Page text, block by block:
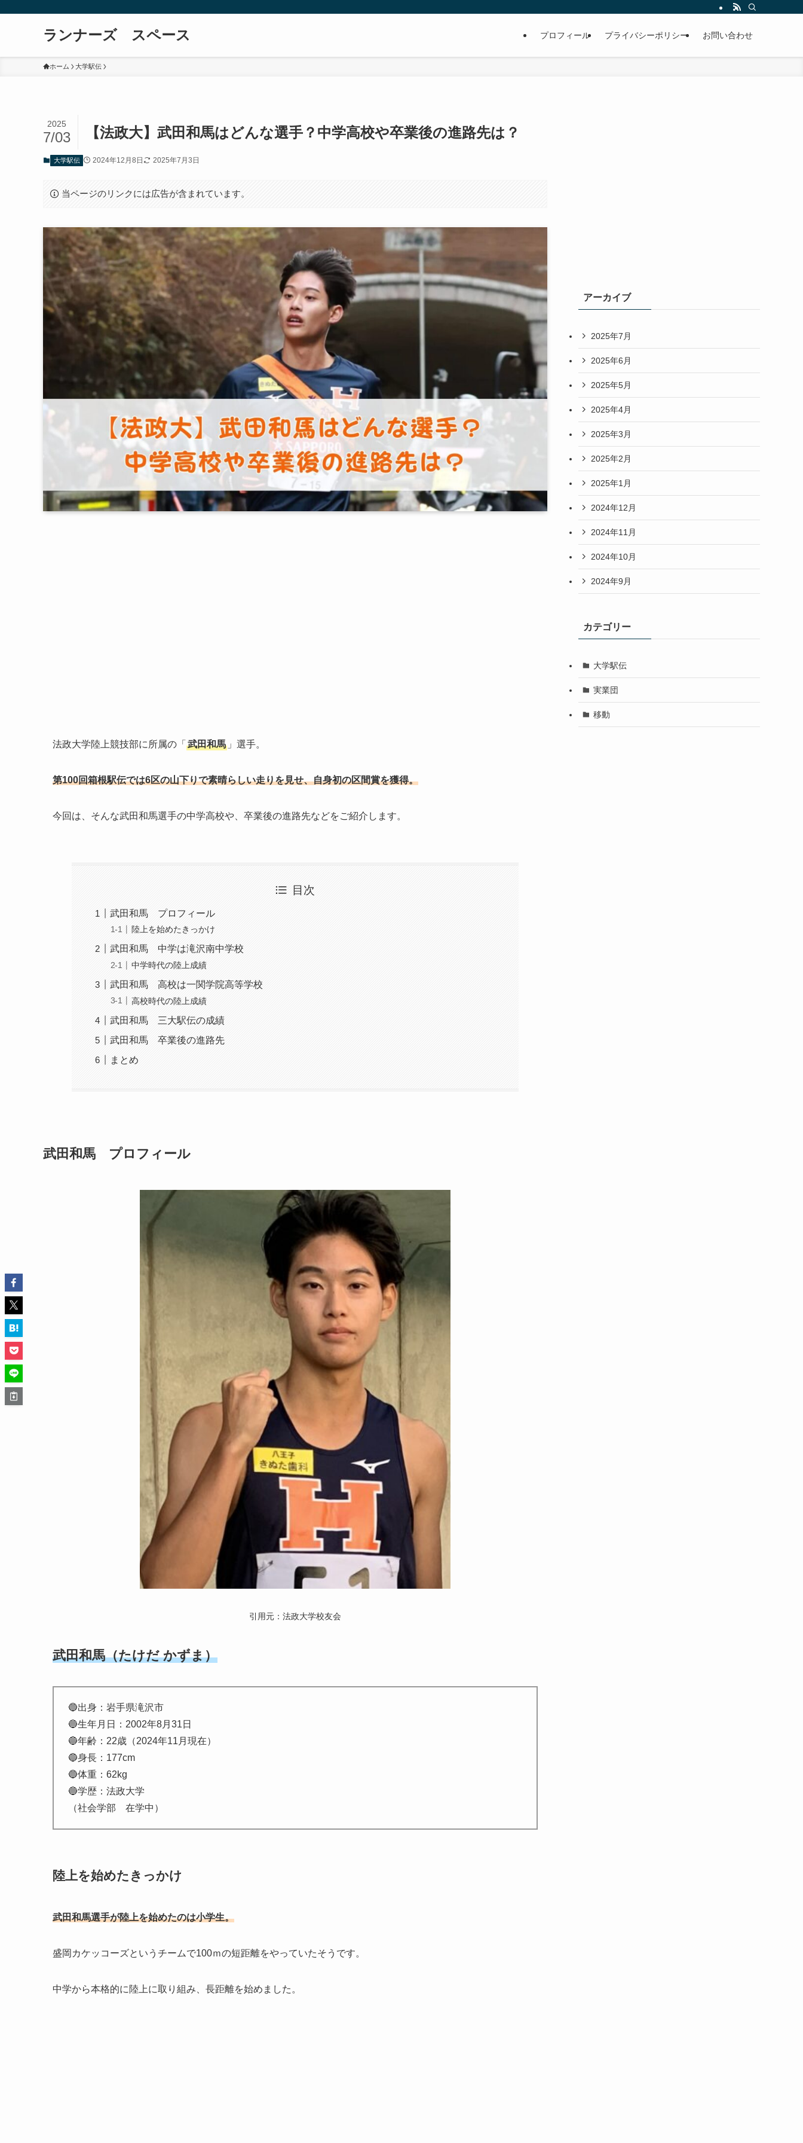
ランナーズ スペース プロフィール プライバシーポリシー お問い合わせ
ホーム 大学駅伝
【法政大】武田和馬はどんな選手？中学高校や卒業後の進路先は？
2025
7/03
大学駅伝 2024年12月8日 2025年7月3日
当ページのリンクには広告が含まれています。
法政大学陸上競技部に所属の「 武田和馬 」選手。
第100回箱根駅伝では6区の山下りで素晴らしい走りを見せ、自身初の区間賞を獲得。
今回は、そんな武田和馬選手の中学高校や、卒業後の進路先などをご紹介します。
目次
武田和馬 プロフィール
陸上を始めたきっかけ
武田和馬 中学は滝沢南中学校
中学時代の陸上成績
武田和馬 高校は一関学院高等学校
高校時代の陸上成績
武田和馬 三大駅伝の成績
武田和馬 卒業後の進路先
まとめ
武田和馬 プロフィール
引用元：法政大学校友会
武田和馬（たけだ かずま）
🔵出身：岩手県滝沢市
🔵生年月日：2002年8月31日
🔵年齢：22歳（2024年11月現在）
🔵身長：177cm
🔵体重：62kg
🔵学歴：法政大学
（社会学部 在学中）
陸上を始めたきっかけ
武田和馬選手が陸上を始めたのは小学生。
盛岡カケッコーズというチームで100ｍの短距離をやっていたそうです。
中学から本格的に陸上に取り組み、長距離を始めました。
アーカイブ
2025年7月
2025年6月
2025年5月
2025年4月
2025年3月
2025年2月
2025年1月
2024年12月
2024年11月
2024年10月
2024年9月
カテゴリー
大学駅伝
実業団
移動